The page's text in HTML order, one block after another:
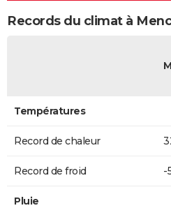
Records du climat à
Températures
Record de chaleur
Record de froid -
Pluie